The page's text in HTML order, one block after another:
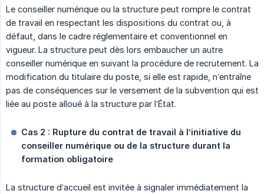
Le conseiller numérique ou la structure peut rompre le contrat
de travail en respectant les dispositions du contrat ou, à
défaut, dans le cadre réglementaire et conventionnel en
vigueur. La structure peut dès lors embaucher un autre
conseiller numérique en suivant la procédure de recrutement. La
modification du titulaire du poste, si elle est rapide, n’entraîne
pas de conséquences sur le versement de la subvention qui est
liée au poste alloué à la structure par l’État.
Cas 2 : Rupture du contrat de travail à l’initiative du
conseiller numérique ou de la structure durant la
formation obligatoire
La structure d’accueil est invitée à signaler immédiatement la